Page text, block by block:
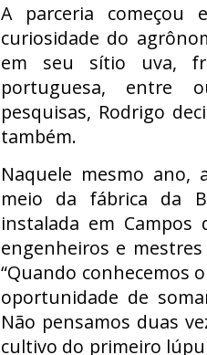
A parceria começou
curiosidade do
em seu sítio uva,
portuguesa, entre
pesquisas, Rodrigo
também.
Naquele mesmo
meio da fábrica da
instalada em Campos
engenheiros e
“Quando conhecemos
oportunidade de
Não pensamos duas
cultivo do primeiro